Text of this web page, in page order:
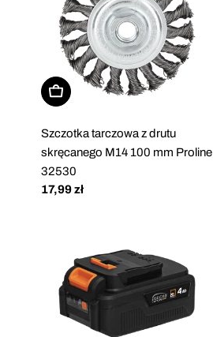
Dodaj do koszyka
Szczotka tarczowa z drutu
skręcanego M14 100 mm Proline
32530
Cena
17,99 zł